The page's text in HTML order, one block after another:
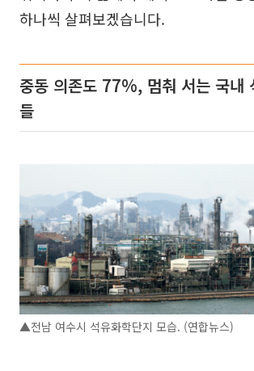
하나씩 살펴보겠습니다.
중동 의존도 77%, 멈춰 서는 국내
들
▲전남 여수시 석유화학단지 모습. (연합뉴스)